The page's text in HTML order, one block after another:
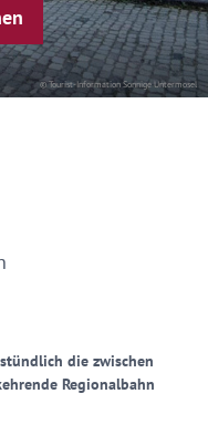
© Tourist-Information Sonnige Untermosel
die zwischen
Regionalbahn